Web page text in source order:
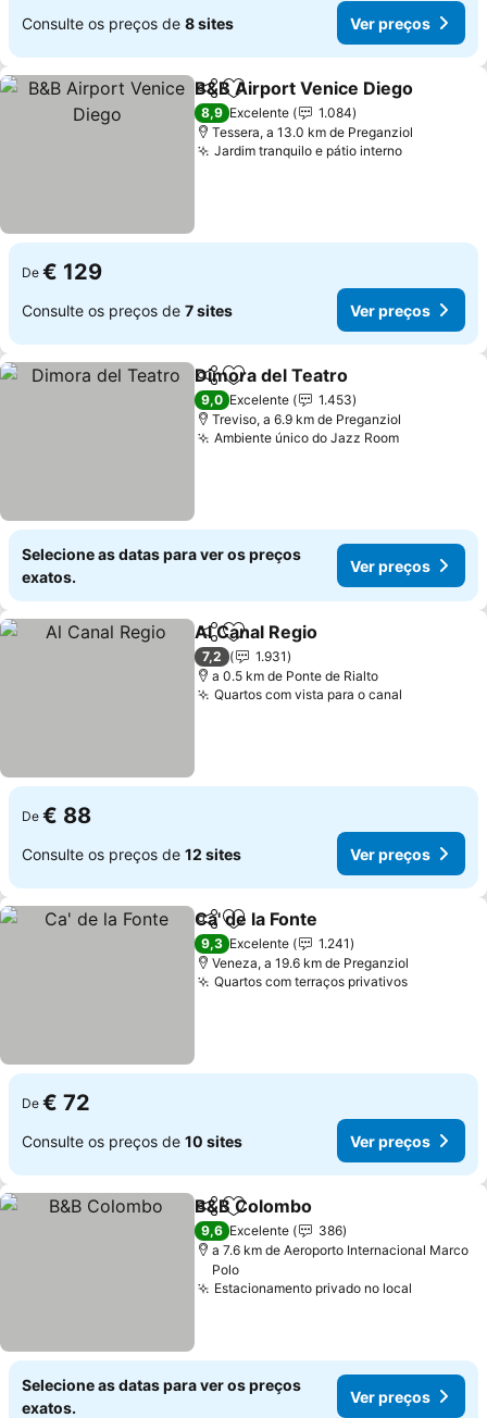
Consulte os preços de 8 sites Ver preços
PartilharAdicionar aos favoritos
B&B Airport Venice Diego
8,9 Excelente
1.084
Tessera, a 13.0 km de Preganziol
Jardim tranquilo e pátio internoVer
De € 129
Consulte os preços de 7 sites Ver preços
PartilharAdicionar aos favoritos
Dimora del Teatro
9,0 Excelente
1.453
Treviso, a 6.9 km de Preganziol
Ambiente único do Jazz RoomVer preços
Selecione as datas para ver os preços
exatos.
Ver preços
PartilharAdicionar aos favoritos
Al Canal Regio
7,2
1.931
a 0.5 km de Ponte de Rialto
Quartos com vista para o canal
De € 88
Consulte os preços de 12 sites Ver preços
PartilharAdicionar aos favoritos
Ca' de la Fonte
9,3 Excelente
1.241
Veneza, a 19.6 km de Preganziol
Quartos com terraços privativosVer
De € 72
Consulte os preços de 10 sites Ver preços
PartilharAdicionar aos favoritos
B&B Colombo
9,6 Excelente
386
a 7.6 km de Aeroporto Internacional Marco
Polo
Estacionamento privado no local
Selecione as datas para ver os preços
exatos.
Ver preços